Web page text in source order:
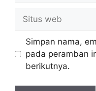
Situs
web
Simpan nama,
pada peramban
berikutnya.